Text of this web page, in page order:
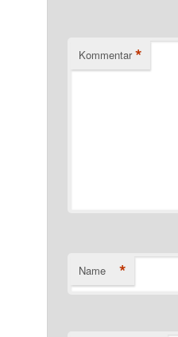
Kommentar *
Name *